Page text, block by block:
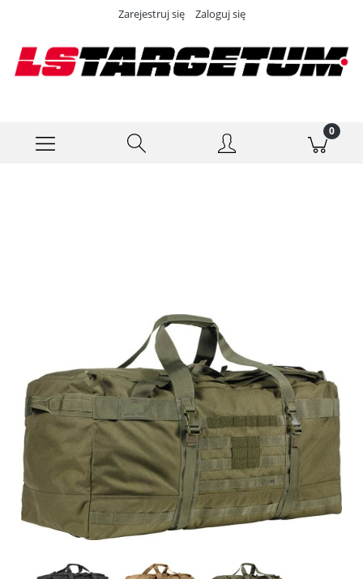
Zarejestruj się Zaloguj się